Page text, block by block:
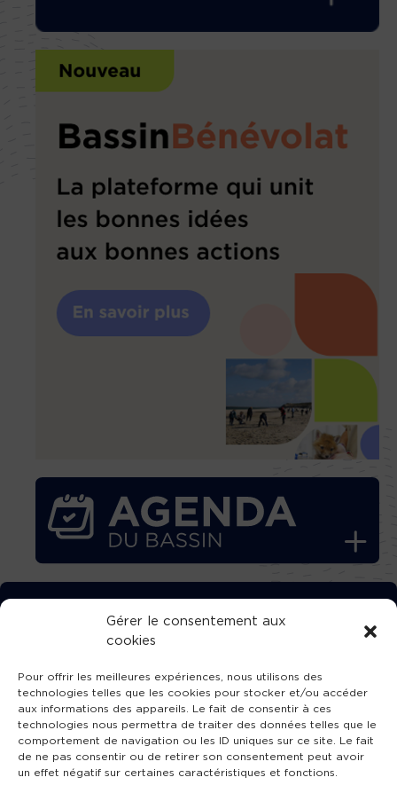
Gérer le consentement aux
cookies
Pour offrir les meilleures expériences, nous utilisons des
technologies telles que les cookies pour stocker et/ou accéder
aux informations des appareils. Le fait de consentir à ces
technologies nous permettra de traiter des données telles que le
comportement de navigation ou les ID uniques sur ce site. Le fait
de ne pas consentir ou de retirer son consentement peut avoir
un effet négatif sur certaines caractéristiques et fonctions.
TÉLÉCHARGEZ GRATUITEMENT
L’APPLICATION TVBA !
SUIVEZ-NOUS !